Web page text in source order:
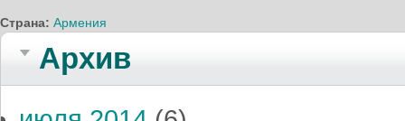
Страна: Армения
Архив